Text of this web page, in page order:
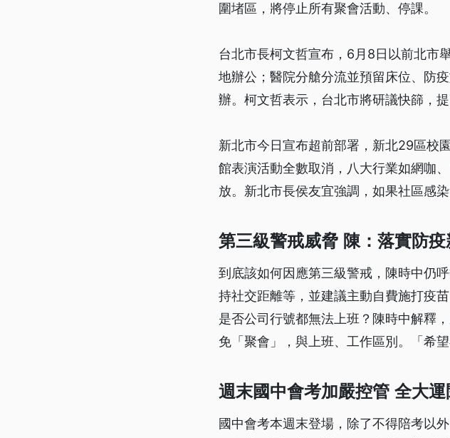
圍堵區，將停止所有聚會活動、停課。
台北市長柯文哲宣布，6月8日以前北市
地辦公；醫院分艙分流並預留床位、防
辦。柯文哲表示，台北市將研議快篩，
新北市今日宣布超前部署，新北29區校
館表演活動全數取消，八大行業如網咖
放。新北市長侯友宜強調，如果社區感
第三級警戒威脅 陳：落實防
到底該如何因應第三級警戒，陳時中仍
持社交距離等，並建議主動自費施打疫
是否公司行號都無法上班？陳時中解釋
免「聚會」，與上班、工作區別。「希
週末國中會考加嚴控管 全大
國中會考本週末登場，除了不得陪考以